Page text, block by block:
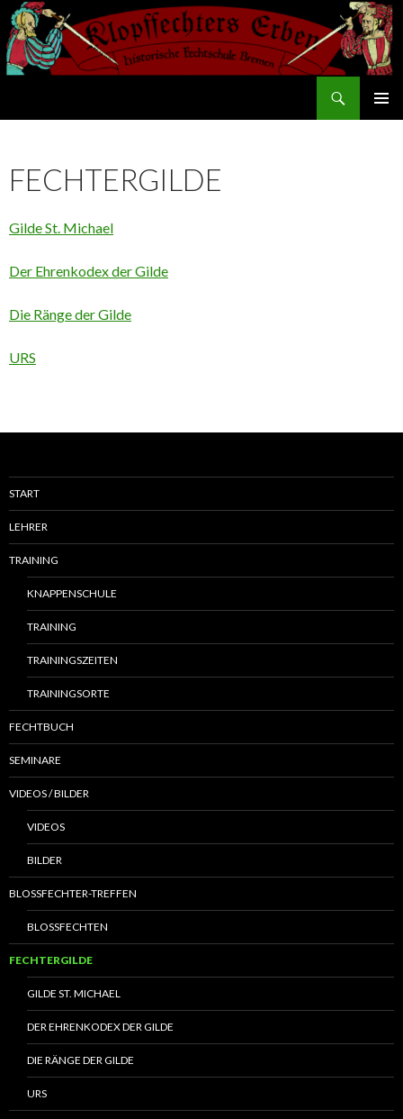
FECHTERGILDE
Gilde St. Michael
Der Ehrenkodex der Gilde
Die Ränge der Gilde
URS
START
LEHRER
TRAINING
KNAPPENSCHULE
TRAINING
TRAININGSZEITEN
TRAININGSORTE
FECHTBUCH
SEMINARE
VIDEOS / BILDER
VIDEOS
BILDER
BLOSSFECHTER-TREFFEN
BLOSSFECHTEN
FECHTERGILDE
GILDE ST. MICHAEL
DER EHRENKODEX DER GILDE
DIE RÄNGE DER GILDE
URS